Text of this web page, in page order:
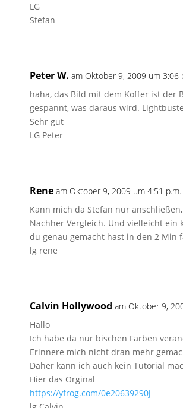
LG
Stefan
Peter W. am Oktober 9, 2009 um 3:06
haha, das Bild mit dem Koffer ist der
gespannt, was daraus wird.
Sehr gut
LG Peter
Rene am Oktober 9, 2009 um 4:51 p.m.
Kann mich da Stefan nur
Nachher Vergleich. Und vielleicht ein
du genau gemacht hast in den 2 Min
lg rene
Calvin Hollywood am Oktober 9,
Hallo
Ich habe da nur bischen Farben
Erinnere mich nicht dran mehr
Daher kann ich auch kein Tutorial
Hier das Orginal
https://yfrog.com/0e20639290j